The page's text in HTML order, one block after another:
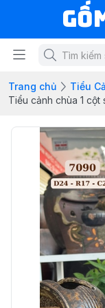
Trang chủ Tiểu
Tiểu cảnh chùa 1 cột